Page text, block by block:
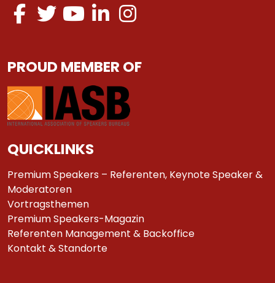
PROUD MEMBER OF
QUICKLINKS
Premium Speakers – Referenten, Keynote Speaker &
Moderatoren
Vortragsthemen
Premium Speakers-Magazin
Referenten Management & Backoffice
Kontakt & Standorte